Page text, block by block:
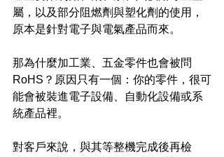
屬，以及部分阻燃劑與塑化劑的使用，
原本是針對電子與電氣產品而來。
那為什麼加工業、五金零件也會被問
RoHS？原因只有一個：你的零件，很可
能會被裝進電子設備、自動化設備或系
統產品裡。
對客戶來說，與其等整機完成後再檢